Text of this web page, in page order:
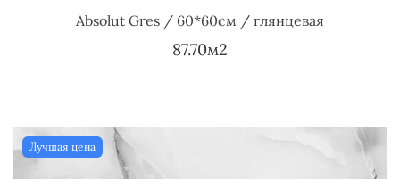
Absolut Gres / 60*60см / глянцевая
87.70м2
Лучшая цена